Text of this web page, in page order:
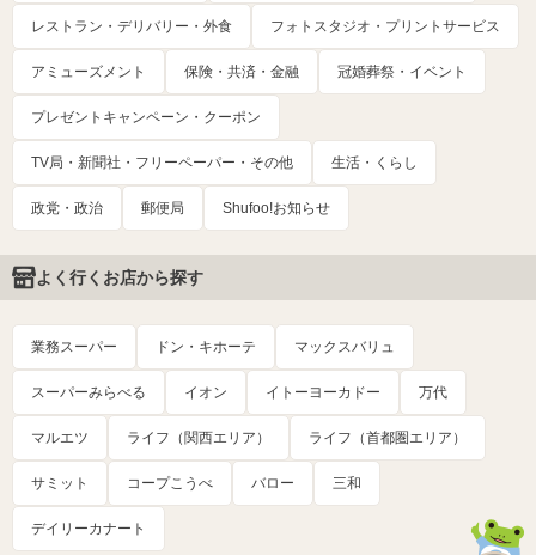
レストラン・デリバリー・外食 フォトスタジオ・プリントサービス
アミューズメント 保険・共済・金融 冠婚葬祭・イベント
プレゼントキャンペーン・クーポン
TV局・新聞社・フリーペーパー・その他 生活・くらし
政党・政治 郵便局 Shufoo!お知らせ
よく行くお店から探す
業務スーパー ドン・キホーテ マックスバリュ
スーパーみらべる イオン イトーヨーカドー 万代
マルエツ ライフ（関西エリア） ライフ（首都圏エリア）
サミット コープこうべ バロー 三和
デイリーカナート